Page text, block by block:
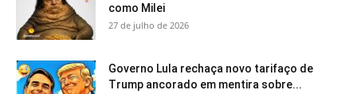
como Milei
27 de julho de 2026
Governo Lula rechaça novo tarifaço de
Trump ancorado em mentira sobre...